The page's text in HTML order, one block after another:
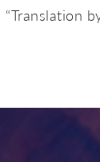
“Translation